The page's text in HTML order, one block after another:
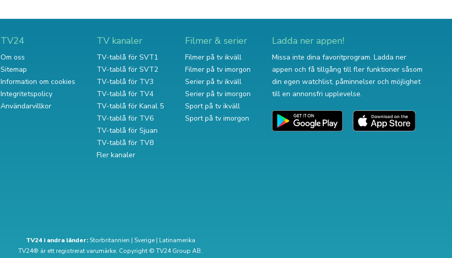
TV24
Om oss
Sitemap
Information om cookies
Integritetspolicy
Användarvillkor
TV kanaler
TV-tablå för SVT1
TV-tablå för SVT2
TV-tablå för TV3
TV-tablå för TV4
TV-tablå för Kanal 5
TV-tablå för TV6
TV-tablå för Sjuan
TV-tablå för TV8
Fler kanaler
Filmer & serier
Filmer på tv ikväll
Filmer på tv imorgon
Serier på tv ikväll
Serier på tv imorgon
Sport på tv ikväll
Sport på tv imorgon
Ladda ner appen!
Missa inte dina favoritprogram. Ladda ner
appen och få tillgång till fler funktioner såsom
din egen watchlist, påminnelser och möjlighet
till en annonsfri upplevelse.
TV24 i andra länder: Storbritannien | Sverige| Latinamerika
TV24® är ett registrerat varumärke. Copyright © TV24 Group AB.